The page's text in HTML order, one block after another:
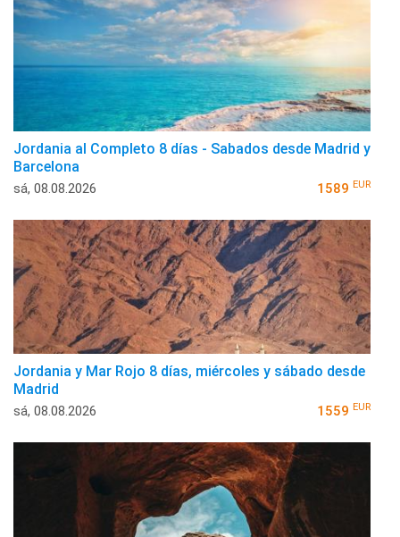
Jordania al Completo 8 días - Sabados desde Madrid y
Barcelona
sá, 08.08.2026 1589 EUR
Jordania y Mar Rojo 8 días, miércoles y sábado desde
Madrid
sá, 08.08.2026 1559 EUR